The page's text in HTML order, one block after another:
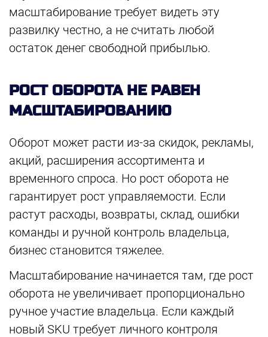
масштабирование требует видеть эту
развилку честно, а не считать любой
остаток денег свободной прибылью.
РОСТ ОБОРОТА НЕ РАВЕН
МАСШТАБИРОВАНИЮ
Оборот может расти из-за скидок, рекламы,
акций, расширения ассортимента и
временного спроса. Но рост оборота не
гарантирует рост управляемости. Если
растут расходы, возвраты, склад, ошибки
команды и ручной контроль владельца,
бизнес становится тяжелее.
Масштабирование начинается там, где рост
оборота не увеличивает пропорционально
ручное участие владельца. Если каждый
новый SKU требует личного контроля